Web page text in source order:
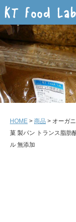
HOME > 商品 > オーガ
菓 製パン トランス脂肪
ル 無添加